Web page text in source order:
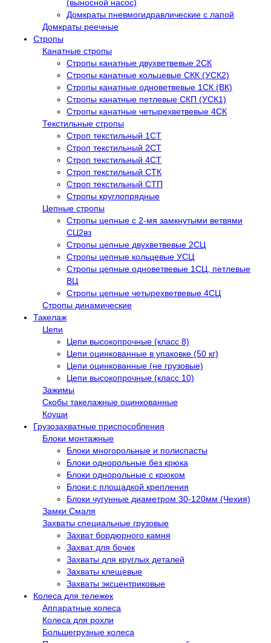
(выносной насос)
Домкраты пневмогидравлические с лапой
Домкраты реечные
Стропы
Канатные стропы
Стропы канатные двухветвевые 2СК
Стропы канатные кольцевые СКК (УСК2)
Стропы канатные одноветвевые 1СК (ВК)
Стропы канатные петлевые СКП (УСК1)
Стропы канатные четырехветвевые 4СК
Текстильные стропы
Строп текстильный 1СТ
Строп текстильный 2СТ
Строп текстильный 4СТ
Строп текстильный СТК
Строп текстильный СТП
Стропы круглопрядные
Цепные стропы
Стропы цепные с 2-мя замкнутыми ветвями
СЦ2вз
Стропы цепные двухветвевые 2СЦ
Стропы цепные кольцевые УСЦ
Стропы цепные одноветвевые 1СЦ, петлевые
ВЦ
Стропы цепные четырехветвевые 4СЦ
Стропы динамические
Такелаж
Цепи
Цепи высокопрочные (класс 8)
Цепи оцинкованные в упаковке (50 кг)
Цепи оцинкованные (не грузовые)
Цепи высокопрочные (класс 10)
Зажимы
Скобы такелажные оцинкованные
Коуши
Грузозахватные приспособления
Блоки монтажные
Блоки многорольные и полиспасты
Блоки однорольные без крюка
Блоки однорольные с крюком
Блоки с площадкой крепления
Блоки чугунные диаметром 30-120мм (Чехия)
Замки Смаля
Захваты специальные грузовые
Захват бордюрного камня
Захват для бочек
Захваты для круглых деталей
Захваты клещевые
Захваты эксцентриковые
Колеса для тележек
Аппаратные колеса
Колеса для рохли
Большегрузные колеса